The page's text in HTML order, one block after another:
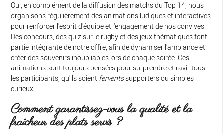
Oui, en complément de la diffusion des matchs du Top 14, nous
organisons régulièrement des animations ludiques et interactives
pour renforcer l'esprit d'équipe et l'engagement de nos convives.
Des concours, des quiz sur le rugby et des jeux thématiques font
partie intégrante de notre offre, afin de dynamiser l'ambiance et
créer des souvenirs inoubliables lors de chaque soirée. Ces
animations sont toujours pensées pour surprendre et ravir tous
les participants, qu'ils soient ferventssupporters ou simples
curieux.
Comment garantissez-vous la qualité et la
fraîcheur des plats servis ?